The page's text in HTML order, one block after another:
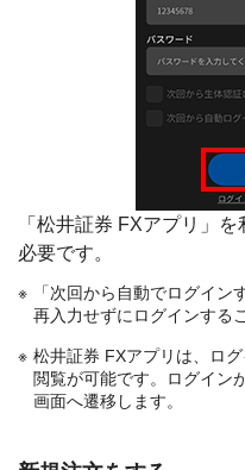
「松井証券 FXアプリ」
必要です。
「次回から自動でログイン
再入力せずにログインする
松井証券 FXアプリは、ロ
閲覧が可能です。ログイン
画面へ遷移します。